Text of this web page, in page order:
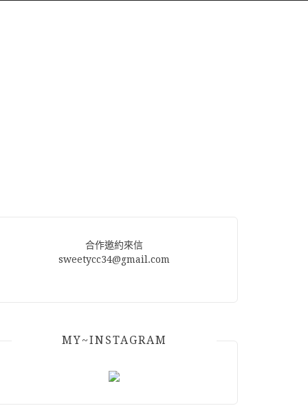
合作邀約來信
sweetycc34@gmail.com
MY~INSTAGRAM